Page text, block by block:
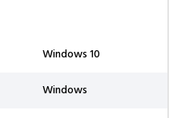
Windows 10
Windows